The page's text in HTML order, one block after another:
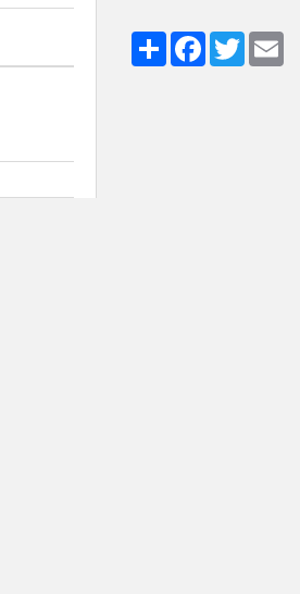
PartagerFacebook
Twitter